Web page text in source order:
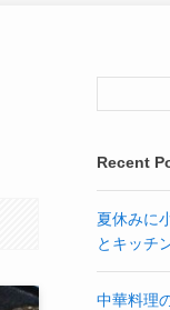
Recent
夏休みに
とキッチ
中華料理